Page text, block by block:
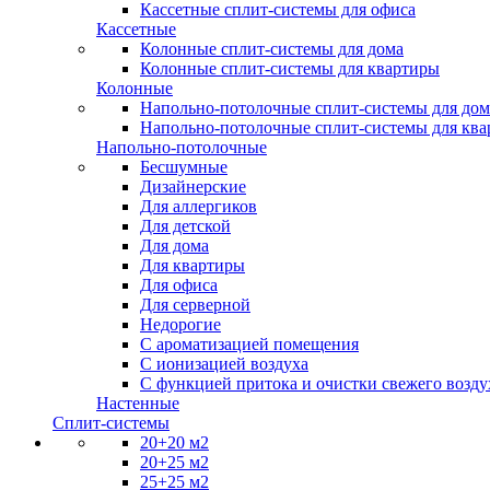
Кассетные сплит-системы для офиса
Кассетные
Колонные сплит-системы для дома
Колонные сплит-системы для квартиры
Колонные
Напольно-потолочные сплит-системы для
Напольно-потолочные сплит-системы для
Напольно-потолочные
Бесшумные
Дизайнерские
Для аллергиков
Для детской
Для дома
Для квартиры
Для офиса
Для серверной
Недорогие
С ароматизацией помещения
С ионизацией воздуха
С функцией притока и очистки свежего
Настенные
Сплит-системы
20+20 м2
20+25 м2
25+25 м2